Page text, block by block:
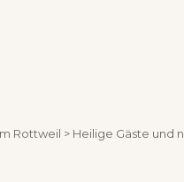
Rottweil > Heilige Gäste und